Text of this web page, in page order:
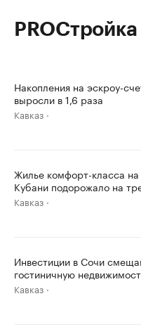
PROСтройка
Накопления на эскроу-
выросли в 1,6 раза
Кавказ
Жилье комфорт-класса
Кубани подорожало на
Кавказ
Инвестиции в Сочи
гостиничную
Кавказ